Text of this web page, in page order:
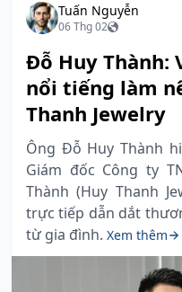
Tuấn Nguyễn
06 Thg 02
Đỗ Huy Thành:
nổi tiếng làm
Thanh Jewelry
Ông Đỗ Huy Thành
Giám đốc Công ty
Thành (Huy Thanh
trực tiếp dẫn dắt
từ gia đình. Xem thêm